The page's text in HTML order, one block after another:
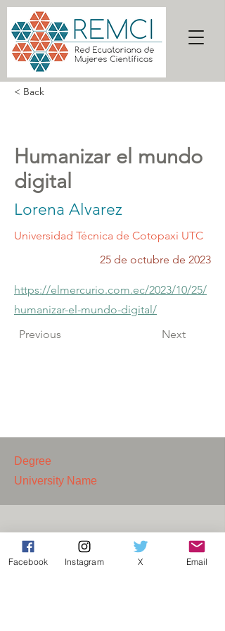
< Back
Humanizar el mundo
digital
Lorena Alvarez
Universidad Técnica de Cotopaxi UTC
25 de octubre de 2023
https://elmercurio.com.ec/2023/10/25/
humanizar-el-mundo-digital/
Previous
Next
Degree
University Name
​Contáctanos:
cientificas.ecuatoriana
s@gmail.com
Facebook Instagram X Email